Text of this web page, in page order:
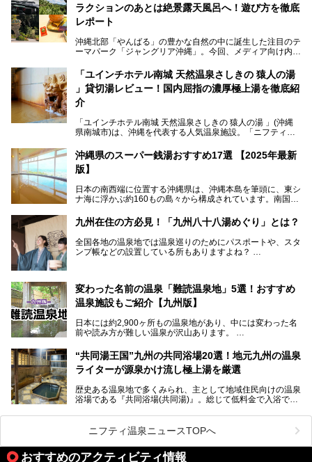
ラクションのあとは絶景露天風呂へ！遊び方を徹底
レポート
沖縄北部「やんばる」の豊かな自然の中に誕生した注目のテ
ーマパーク「ジャングリア沖縄」。今回、メディア向け内覧
グリアの全貌をお届けすべく、見どころや料金、アクセス方
法まで徹底解説していきます。
「ユインチホテル南城 天然温泉さしきの 猿人の湯
」貸切湯レビュー！国内屈指の濃厚極上湯を徹底紹
介
「ユインチホテル南城 天然温泉さしきの 猿人の湯 」(沖縄
県南城市)は、沖縄を代表する人気温泉施設。「ニフティ温
位を獲得し、平日・土日にかかわらず多くの常連客や温泉フ
ァンが訪れます。
ンに注目される存在。今回は貸切湯にスポットを当て、その
魅力を徹底解説します。
沖縄県のスーパー銭湯おすすめ17選 【2025年最新
版】
日本の南西端に位置する沖縄県は、沖縄本島を筆頭に、東シ
ナ海に浮かぶ約160もの島々から構成されています。南国な
ずの豊かな自然、独自の歴史や文化など、多くの人を惹きつ
けてやまない魅力あふれる観光県です。
そんな沖縄県のスーパー銭湯には、ホテル併設などリゾート
と同時に楽しめる施設が多くあります。日帰りでも旅行気分
九州在住の方必見！「九州八十八湯めぐり」とは？
全国各地の温泉地では温泉巡りのためにパスポートや、スタ
ンプ帳などの設置している所もありますよね？
な方ならぜひ参加してみたいスタンプラリーでしょう。
変わった名前の温泉「難読温泉地」5選！おすすめ
温泉施設もご紹介【九州版】
日本には約2,900ヶ所もの温泉地があり、中には変わった名
前や読み方が難しい温泉が沢山あります。
そこで日本各地にある「難読温泉地」を、地域ごとにクイズ
形式でご紹介。第５回目(最終回)である今回は、九州地方の
難読温泉地をピックアップしました。
いくつ読めるか、ぜひチャレンジしてみて下さいね！
“共同湯王国”九州の共同浴場20選！地元九州の温泉
ライターが源泉かけ流し極上湯を厳選
歴史ある温泉地で多くみられ、主として地域住民向けの温泉
浴場である『共同浴場(共同湯)』。総じて低料金で入浴で
特徴です。
共同浴場は全国各地の温泉地にありますが、特に九州地方は
共同湯文化が古くから発展し、質・量ともに大変充実。九州
は“共同湯王国”といっても決して過言では無いでしょう。
今回は地元在住の九州の温泉ライターである筆者が過去入浴
ニフティ温泉ニュースTOPへ
おすすめのアクティビティ情報